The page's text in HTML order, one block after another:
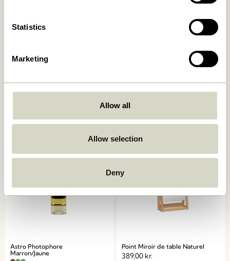
Statistics
Marketing
Allow all
Allow selection
Deny
Apply Cintre Noir
Ajouter au panier
Flora Arrosoir Vert foncé
329,00
Ajouter au panier
Astro Photophore
Marron/Jaune
Point Miroir de table Naturel
389,00 kr.